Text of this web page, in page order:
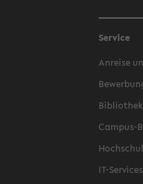
Service
Anreise
Bibliothek
Campus-
IT-